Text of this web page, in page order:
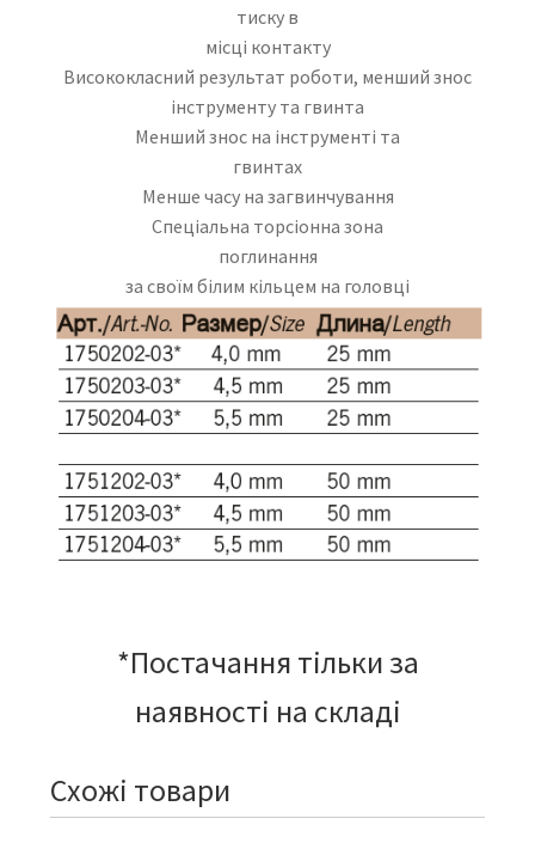
тиску в
місці контакту
Висококласний результат роботи, менший знос
інструменту та гвинта
Менший знос на інструменті та
гвинтах
Менше часу на загвинчування
Спеціальна торсіонна зона
поглинання
за своїм білим кільцем на головці
*Постачання тільки за
наявності на складі
Схожі товари